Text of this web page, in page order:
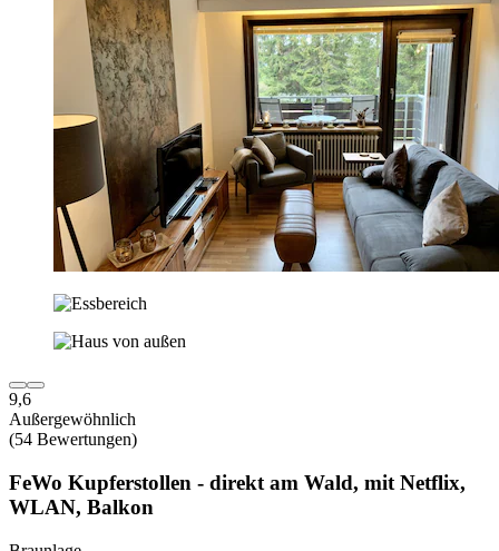
9,6
Außergewöhnlich
(54 Bewertungen)
FeWo Kupferstollen - direkt am Wald, mit Netflix,
WLAN, Balkon